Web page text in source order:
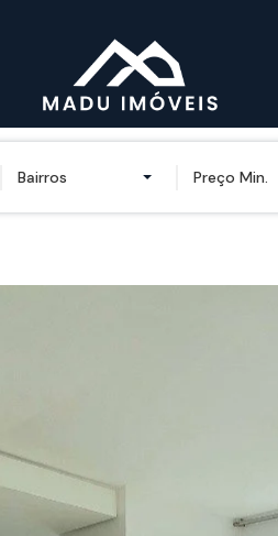
Bairros Preço Min.